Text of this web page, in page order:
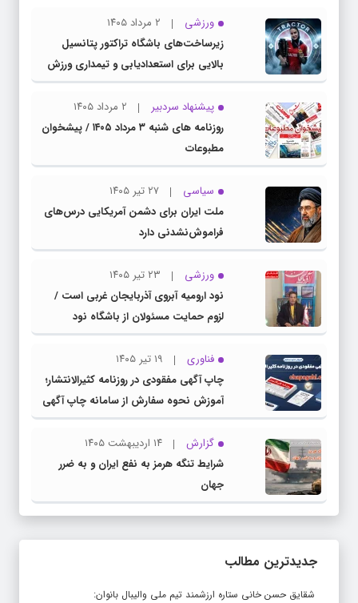
ورزشی
۲ مرداد ۱۴۰۵
زیرساخت‌های باشگاه تراکتور پتانسیل
بالایی برای استعدادیابی و تیمداری ورزش
بانوان دارد
پیشنهاد سردبیر
۲ مرداد ۱۴۰۵
روزنامه های شنبه ۳ مرداد ۱۴۰۵ / پیشخوان
مطبوعات
سیاسی
۲۷ تیر ۱۴۰۵
ملت ایران برای دشمن آمریکایی درس‌های
فراموش‌نشدنی دارد
ورزشی
۲۳ تیر ۱۴۰۵
نود ارومیه آبروی آذربایجان غربی است /
لزوم حمایت مسئولان از باشگاه نود
فناوری
۱۹ تیر ۱۴۰۵
چاپ آگهی مفقودی در روزنامه کثیرالانتشار؛
آموزش نحوه سفارش از سامانه چاپ آگهی
دات کام
گزارش
۱۴ اردیبهشت ۱۴۰۵
شرایط تنگه هرمز به نفع ایران و به ضرر
جهان
جدیدترین مطالب
شقایق حسن خانی ستاره ارزشمند تیم ملی والیبال بانوان: